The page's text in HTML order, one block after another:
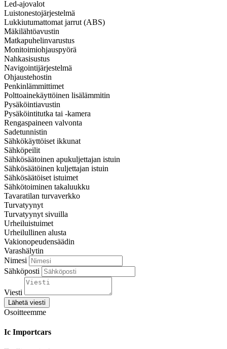
Led-ajovalot
Luistonestojärjestelmä
Lukkiutumattomat jarrut (ABS)
Mäkilähtöavustin
Matkapuhelinvarustus
Monitoimiohjauspyörä
Nahkasisustus
Navigointijärjestelmä
Ohjaustehostin
Penkinlämmittimet
Polttoainekäyttöinen lisälämmitin
Pysäköintiavustin
Pysäköintitutka tai -kamera
Rengaspaineen valvonta
Sadetunnistin
Sähkökäyttöiset ikkunat
Sähköpeilit
Sähkösäätoinen apukuljettajan istuin
Sähkösäätöinen kuljettajan istuin
Sähkösäätöiset istuimet
Sähkötoiminen takaluukku
Tavaratilan turvaverkko
Turvatyynyt
Turvatyynyt sivuilla
Urheiluistuimet
Urheilullinen alusta
Vakionopeudensäädin
Varashälytin
Nimesi
Sähköposti
Viesti
Lähetä viesti
Osoitteemme
Ic Importcars